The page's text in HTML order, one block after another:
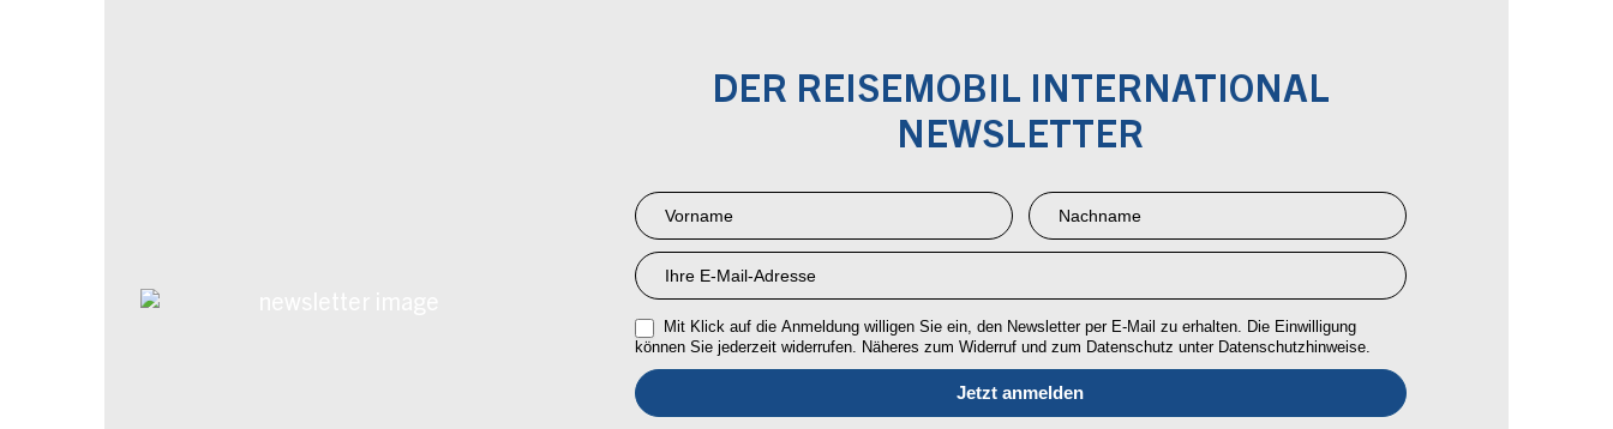
DER REISEMOBIL INTERNATIONAL
NEWSLETTER
Newsletter
Anmeldung
RMI
Mit Klick auf die Anmeldung willigen Sie ein, den Newsletter per E-Mail zu erhalten. Die Einwilligung
können Sie jederzeit widerrufen. Näheres zum Widerruf und zum Datenschutz unter Datenschutzhinweise.